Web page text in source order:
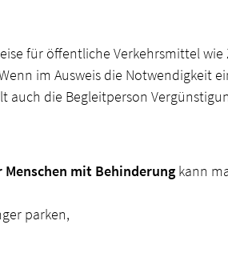
für öffentliche Verkehrsmittel
im Ausweis die Notwendigkeit
auch die Begleitperson
Menschen mit Behinderung kann
parken,